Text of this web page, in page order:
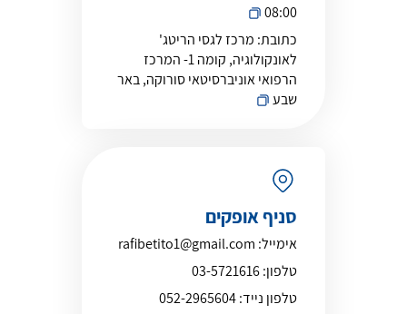
08:00
כתובת: מרכז לגסי הריטג'
לאונקולוגיה, קומה 1- המרכז
הרפואי אוניברסיטאי סורוקה, באר
שבע
סניף אופקים
אימייל: rafibetito1@gmail.com
טלפון:03-5721616
טלפון נייד:052-2965604